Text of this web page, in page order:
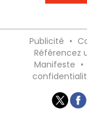
Publicité •
Référencez
Manifeste •